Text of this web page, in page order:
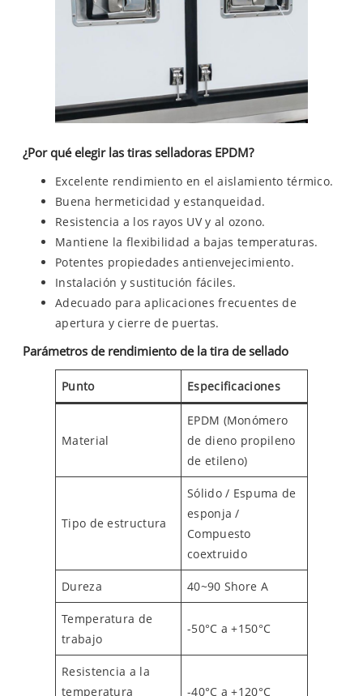
¿Por qué elegir las tiras selladoras EPDM?
Excelente rendimiento en el aislamiento térmico.
Buena hermeticidad y estanqueidad.
Resistencia a los rayos UV y al ozono.
Mantiene la flexibilidad a bajas temperaturas.
Potentes propiedades antienvejecimiento.
Instalación y sustitución fáciles.
Adecuado para aplicaciones frecuentes de
apertura y cierre de puertas.
Parámetros de rendimiento de la tira de sellado
Punto Especificaciones
Material
EPDM (Monómero
de dieno propileno
de etileno)
Tipo de estructura
Sólido / Espuma de
esponja /
Compuesto
coextruido
Dureza 40~90 Shore A
Temperatura de
trabajo
-50°C a +150°C
Resistencia a la
temperatura
-40°C a +120°C